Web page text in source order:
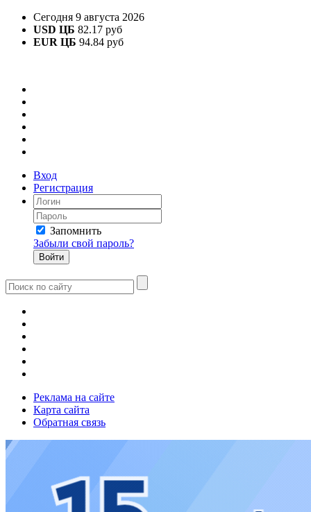
Сегодня 9 августа 2026
USD ЦБ 82.17 руб
EUR ЦБ 94.84 руб
Вход
Регистрация
Запомнить
Забыли свой пароль?
Реклама на сайте
Карта сайта
Обратная связь